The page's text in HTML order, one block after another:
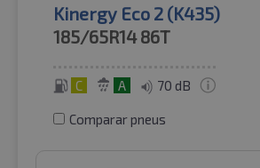
Kinergy Eco 2 (K435)
185/65R14 86T
C A 70 dB
Comparar pneus